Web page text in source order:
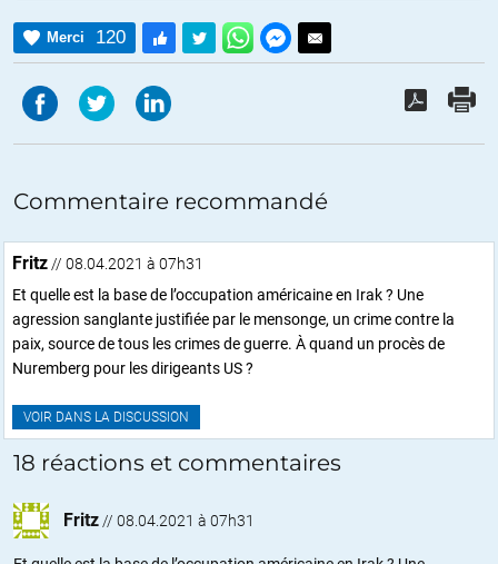
Merci 120
Commentaire recommandé
Fritz // 08.04.2021 à 07h31
Et quelle est la base de l’occupation américaine en Irak ? Une
agression sanglante justifiée par le mensonge, un crime contre la
paix, source de tous les crimes de guerre. À quand un procès de
Nuremberg pour les dirigeants US ?
VOIR DANS LA DISCUSSION
18 réactions et commentaires
Fritz // 08.04.2021 à 07h31